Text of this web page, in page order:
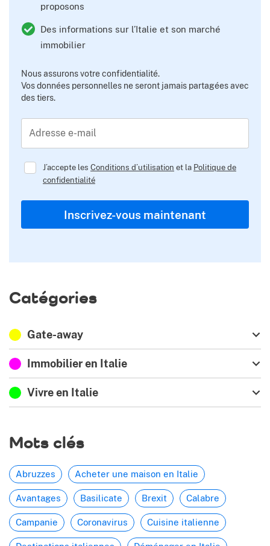
proposons
Des informations sur l’Italie et son marché
immobilier
Nous assurons votre confidentialité.
Vos données personnelles ne seront jamais partagées avec
des tiers.
Adresse e-mail
J’accepte les Conditions d’utilisation et la Politique de
confidentialité
Inscrivez-vous maintenant
Catégories
Gate-away
Immobilier en Italie
Vivre en Italie
Mots clés
Abruzzes Acheter une maison en Italie
Avantages Basilicate Brexit Calabre
Campanie Coronavirus Cuisine italienne